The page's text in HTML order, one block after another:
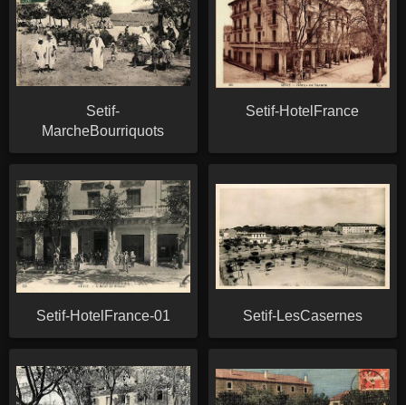
Setif-
MarcheBourriquots
Setif-HotelFrance
Setif-HotelFrance-01 Setif-LesCasernes